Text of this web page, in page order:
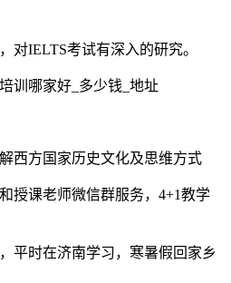
IELTS考试有深入的研究。
方国家历史文化及思维方式
课老师微信群服务，4+1教学
时在济南学习，寒暑假回家乡